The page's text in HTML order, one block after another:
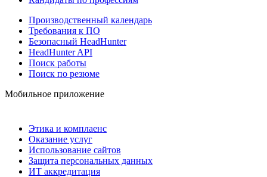
Производственный календарь
Требования к ПО
Безопасный HeadHunter
HeadHunter API
Поиск работы
Поиск по резюме
Мобильное приложение
Этика и комплаенс
Оказание услуг
Использование сайтов
Защита персональных данных
ИТ аккредитация